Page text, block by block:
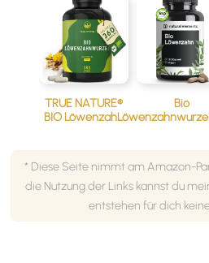
TRUE NATURE®
BIO Löwenzahn
Bio
* Diese Seite nimmt am Amazon-
die Nutzung der Links kannst du
entstehen für dich